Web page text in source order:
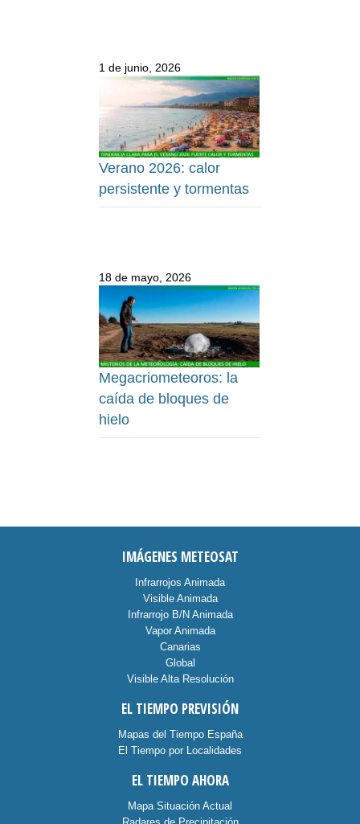
1 de junio, 2026
Verano 2026: calor
persistente y tormentas
18 de mayo, 2026
Megacriometeoros: la
caída de bloques de
hielo
IMÁGENES METEOSAT
Infrarrojos Animada
Visible Animada
Infrarrojo B/N Animada
Vapor Animada
Canarias
Global
Visible Alta Resolución
EL TIEMPO PREVISIÓN
Mapas del Tiempo España
El Tiempo por Localidades
EL TIEMPO AHORA
Mapa Situación Actual